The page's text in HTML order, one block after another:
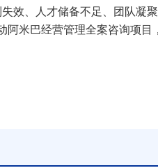
效、人才储备不足、团队凝
米巴经营管理全案咨询项